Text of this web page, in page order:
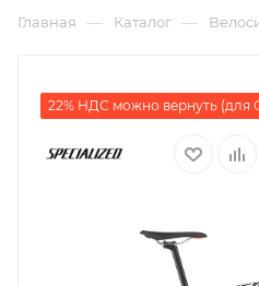
Главная — Каталог —
22% НДС можно вернуть